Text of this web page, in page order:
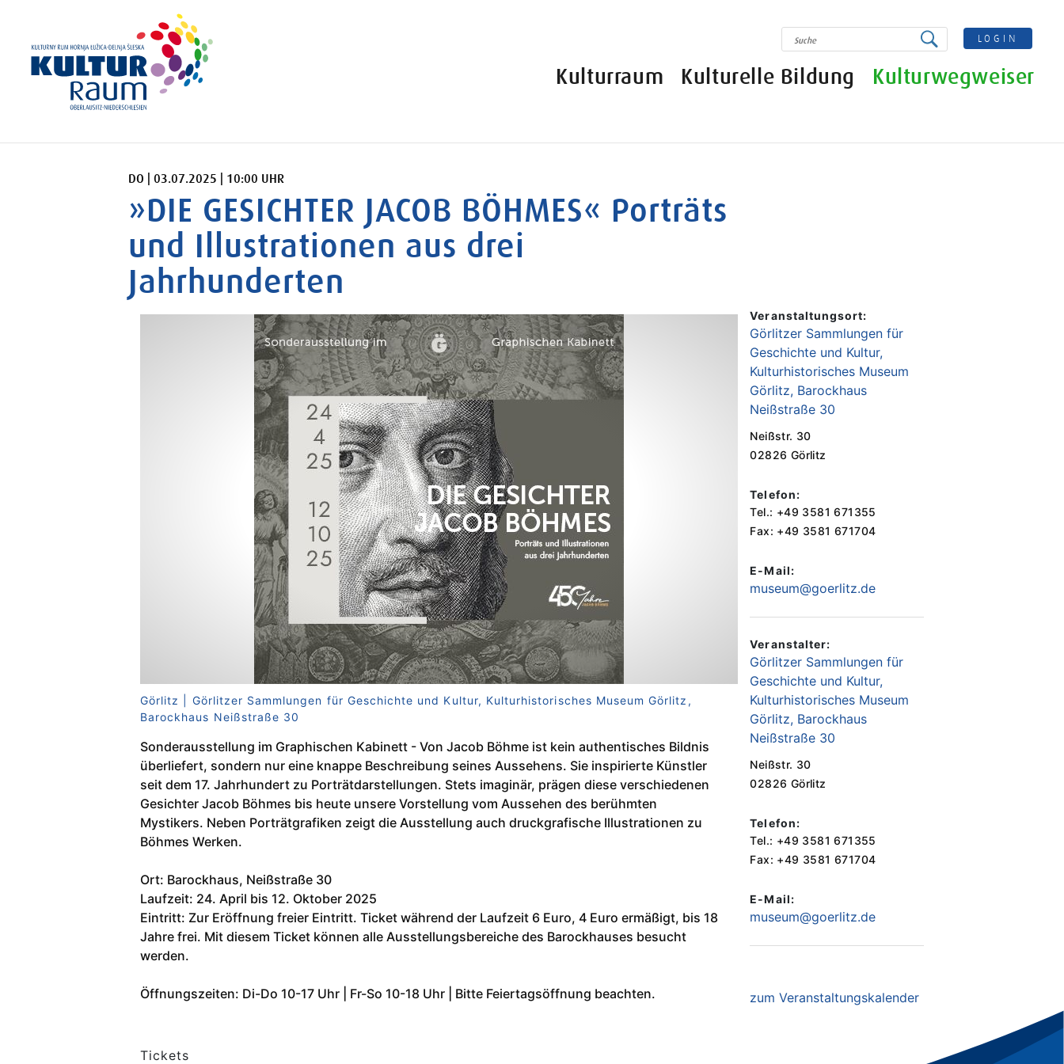
SUCHE LOGIN
Kulturraum Kulturelle Bildung Kulturwegweiser
DONNERSTAG 03.07.2025 10:00 UHR
DO | 03.07.2025 | 10:00 UHR
»DIE GESICHTER JACOB BÖHMES« Porträts
und Illustrationen aus drei
Jahrhunderten
Görlitz | Görlitzer Sammlungen für Geschichte und Kultur, Kulturhistorisches Museum Görlitz,
Barockhaus Neißstraße 30
Sonderausstellung im Graphischen Kabinett - Von Jacob Böhme ist kein authentisches Bildnis
überliefert, sondern nur eine knappe Beschreibung seines Aussehens. Sie inspirierte Künstler
seit dem 17. Jahrhundert zu Porträtdarstellungen. Stets imaginär, prägen diese verschiedenen
Gesichter Jacob Böhmes bis heute unsere Vorstellung vom Aussehen des berühmten
Mystikers. Neben Porträtgrafiken zeigt die Ausstellung auch druckgrafische Illustrationen zu
Böhmes Werken.
Ort: Barockhaus, Neißstraße 30
Laufzeit: 24. April bis 12. Oktober 2025
Eintritt: Zur Eröffnung freier Eintritt. Ticket während der Laufzeit 6 Euro, 4 Euro ermäßigt, bis 18
Jahre frei. Mit diesem Ticket können alle Ausstellungsbereiche des Barockhauses besucht
werden.
Öffnungszeiten: Di-Do 10-17 Uhr | Fr-So 10-18 Uhr | Bitte Feiertagsöffnung beachten.
Tickets
Veranstaltungsort:
Görlitzer Sammlungen für
Geschichte und Kultur,
Kulturhistorisches Museum
Görlitz, Barockhaus
Neißstraße 30
Neißstr. 30
02826 Görlitz
Telefon:
Tel.: +49 3581 671355
Fax: +49 3581 671704
E-Mail:
museum@goerlitz.de
Veranstalter:
Görlitzer Sammlungen für
Geschichte und Kultur,
Kulturhistorisches Museum
Görlitz, Barockhaus
Neißstraße 30
Neißstr. 30
02826 Görlitz
Telefon:
Tel.: +49 3581 671355
Fax: +49 3581 671704
E-Mail:
museum@goerlitz.de
zum Veranstaltungskalender